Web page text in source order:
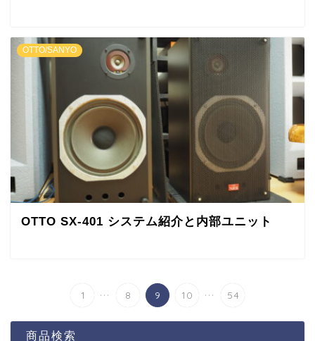
OTTO/SANYO
OTTO SX-401 システム紹介と内部ユニット
1 ... 8 9 10 ... 54
商品検索